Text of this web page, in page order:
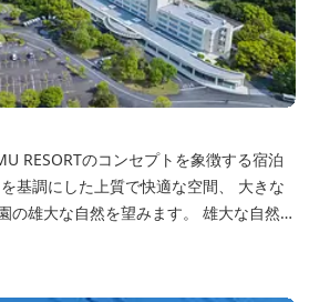
宿泊
基調にした上質で快適な空間、 大きな
の雄大な自然を望みます。 雄大な自然を
や、食材にこだわった旬のお料理、この
しかできない「伊勢志摩の恵みあふれ